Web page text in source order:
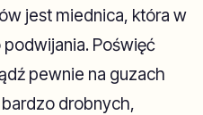
jest miednica, która w
Poświęć
pewnie na guzach
drobnych,